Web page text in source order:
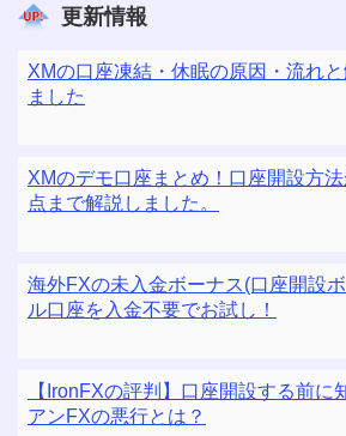
更新情報
XMの口座凍結・休眠の原因・流れ
ました
XMのデモ口座まとめ！口座開設方
点まで解説しました。
海外FXの未入金ボーナス(口座開設
ル口座を入金不要でお試し！
【IronFXの評判】口座開設する前に
アンFXの悪行とは？